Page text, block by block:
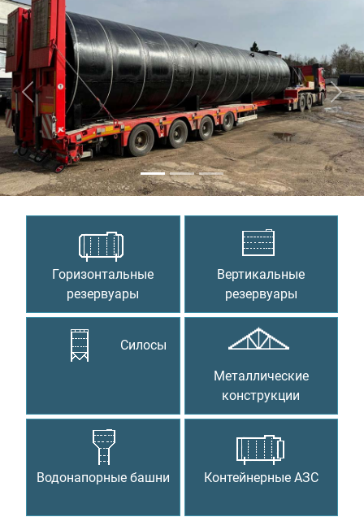
Предыдущий
Горизонтальные
резервуары
Вертикальные
резервуары
Силосы
Металлические
конструкции
Водонапорные башни Контейнерные АЗС